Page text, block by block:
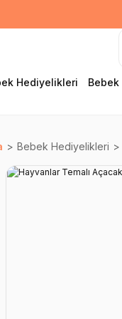
Hediyelikleri Bebek
Bebek Hediyelikleri